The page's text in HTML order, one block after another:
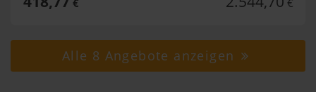
€ €
Alle 8 Angebote anzeigen